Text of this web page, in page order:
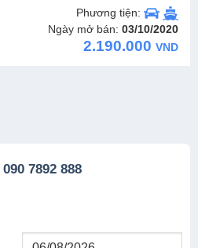
090 7892 888
Phương tiện:
Ngày mở bán:03/10/2020
2.190.000VND